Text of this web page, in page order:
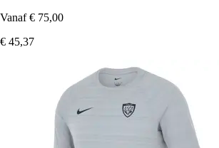
Vanaf € 75,00
€ 45,37